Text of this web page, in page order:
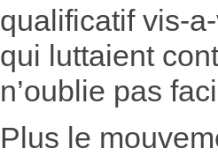
qualificatif vis-
qui luttaient
n’oublie pas
Plus le